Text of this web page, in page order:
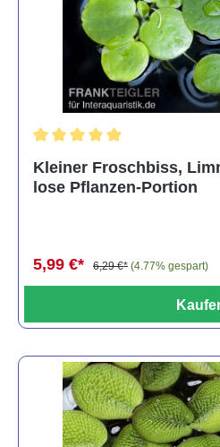
Kleiner Froschbiss,
lose Pflanzen-Portion
5,99 €* 6,29 €* (4.77% gespart)